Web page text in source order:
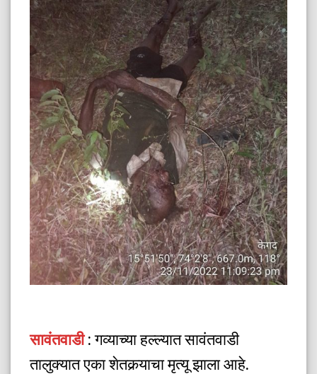
सावंतवाडी: गव्याच्या हल्ल्यात सावंतवाडी
तालुक्यात एका शेतकर्‍याचा मृत्यू झाला आहे.